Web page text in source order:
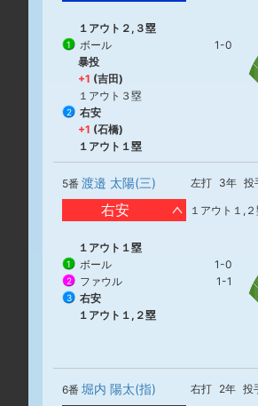
１アウト２,３塁
1 ボール
1-0
暴投
+1 (吉田)
１アウト３塁
2
右安
+1 (石橋)
１アウト１塁
5番 渡邉 太陽(三) 左打 3年 投
右安 １アウト１,２
１アウト１塁
1 ボール 1-0
2 ファウル 1-1
3
右安
１アウト１,２塁
6番 堀内 陽太(指) 右打 2年 投